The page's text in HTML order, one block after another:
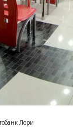
Лори